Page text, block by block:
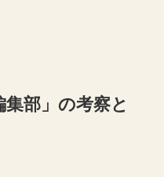
部」の考察と